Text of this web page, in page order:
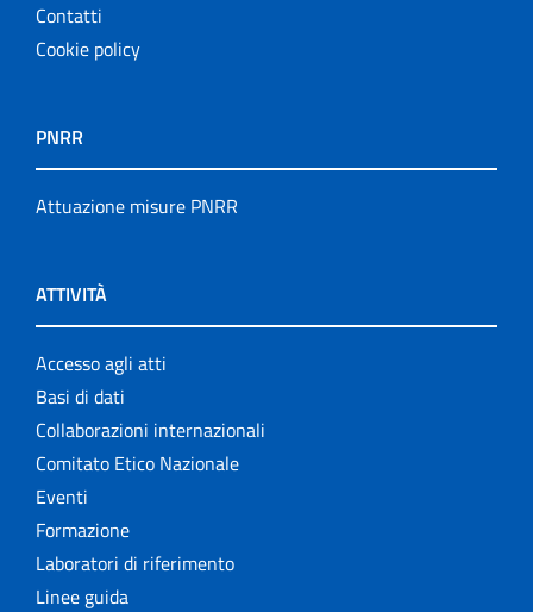
Contatti
Cookie policy
PNRR
Attuazione misure PNRR
ATTIVITÀ
Accesso agli atti
Basi di dati
Collaborazioni internazionali
Comitato Etico Nazionale
Eventi
Formazione
Laboratori di riferimento
Linee guida